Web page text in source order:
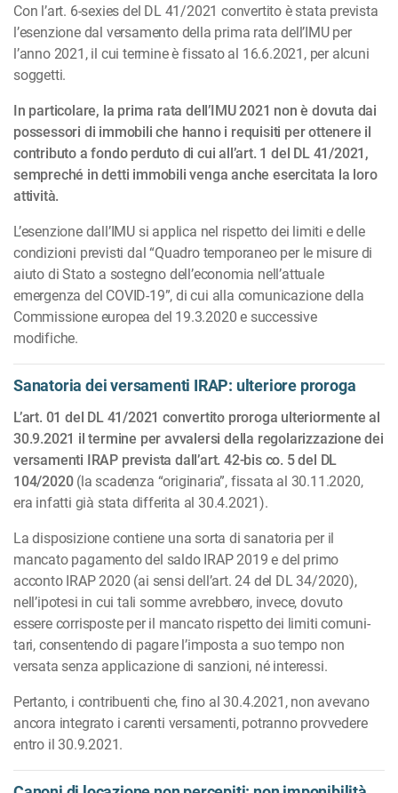
Con l’art. 6-sexies del DL 41/2021 convertito è stata prevista
l’esenzione dal versamento della pri­ma rata dell’IMU per
l’anno 2021, il cui termine è fissato al 16.6.2021, per alcuni
soggetti.
In particolare, la prima rata dell’IMU 2021 non è dovuta dai
possessori di immobili che hanno i re­quisiti per ottenere il
contributo a fondo perduto di cui all’art. 1 del DL 41/2021,
sempreché in detti immobili venga anche esercitata la loro
attività.
L’esenzione dall’IMU si applica nel rispetto dei limiti e delle
condizioni previsti dal “Quadro tempo­ra­neo per le misure di
aiuto di Stato a sostegno dell’economia nell’attuale
emergenza del COVID-19”, di cui alla comunicazione della
Commissione europea del 19.3.2020 e successive
modifiche.
Sanatoria dei versamenti IRAP: ulteriore proroga
L’art. 01 del DL 41/2021 convertito proroga ulteriormente al
30.9.2021 il termine per avvalersi della regolarizzazione dei
versamenti IRAP prevista dall’art. 42-bis co. 5 del DL
104/2020(la scadenza “originaria”, fissata al 30.11.2020,
era infatti già stata differita al 30.4.2021).
La disposizione contiene una sorta di sanatoria per il
mancato pagamento del saldo IRAP 2019 e del primo
acconto IRAP 2020 (ai sensi dell’art. 24 del DL 34/2020),
nell’ipotesi in cui tali somme avrebbero, invece, dovuto
essere corrisposte per il mancato rispetto dei limiti comu­ni­
tari, consentendo di pagare l’imposta a suo tempo non
versata senza applicazione di sanzioni, né interessi.
Pertanto, i contribuenti che, fino al 30.4.2021, non avevano
ancora integrato i carenti ver­samenti, potranno provvedere
entro il 30.9.2021.